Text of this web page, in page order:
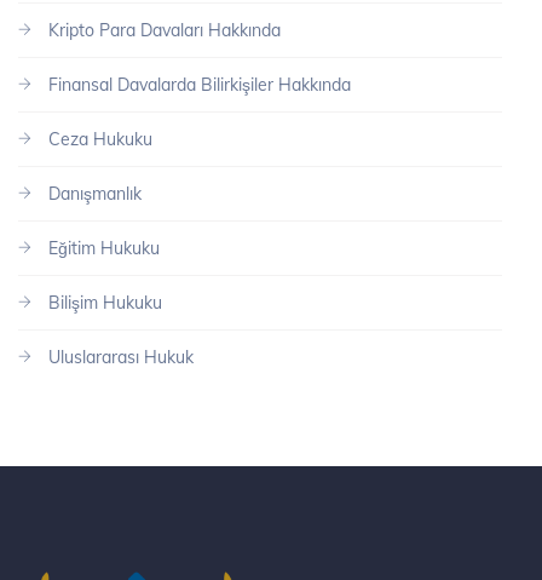
Kripto Para Davaları Hakkında
Finansal Davalarda Bilirkişiler Hakkında
Ceza Hukuku
Danışmanlık
Eğitim Hukuku
Bilişim Hukuku
Uluslararası Hukuk